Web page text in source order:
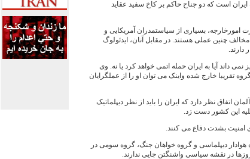
ایران است که دو جناح حاکم بر کاخ سفید عقاید
امورخارجه، بسیاری از سیاستمدران آمریکایی و
چنین عملی هستند. در مقابل آنان، ایدئولوگ
دارند.
داند آيا به ایران حمله اتمی خواهد کرد یا نه. وی
تقریبا خارج شده واينک می توان او را از عملگرايان
اتفاق نظر دارد که ایران را باید از نظر دیپلماتیک
اين کشور دست زد.
هوادار دیپلماسی و گروه خواهان جنگ، گروه سومی در
در نقشه سیاسی واشنگتن جایی ندارند.